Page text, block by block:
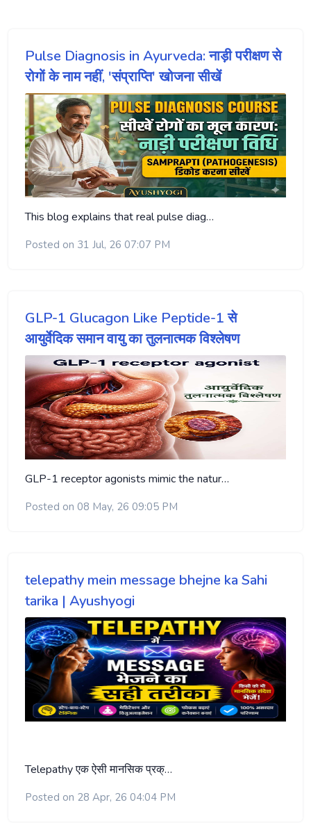
Pulse Diagnosis in Ayurveda: नाड़ी परीक्षण से
रोगों के नाम नहीं, 'संप्राप्ति' खोजना सीखें
This blog explains that real pulse diag…
Posted on 31 Jul, 26 07:07 PM
GLP-1 Glucagon Like Peptide-1 से
आयुर्वेदिक समान वायु का तुलनात्मक विश्लेषण
GLP-1 receptor agonists mimic the natur…
Posted on 08 May, 26 09:05 PM
telepathy mein message bhejne ka Sahi
tarika | Ayushyogi
Telepathy एक ऐसी मानसिक प्रक्…
Posted on 28 Apr, 26 04:04 PM